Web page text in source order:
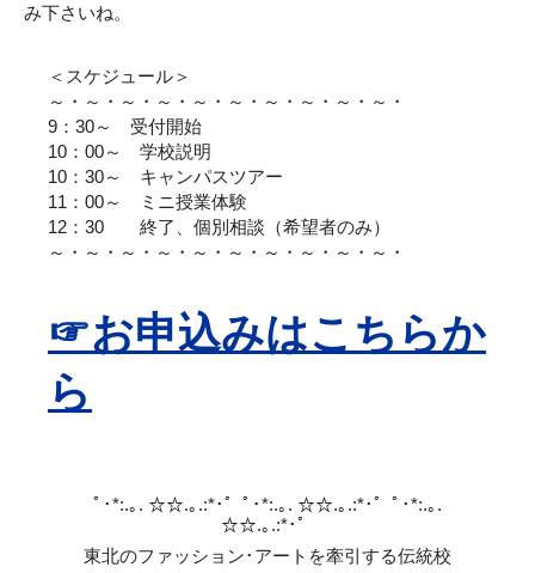
み下さいね。
＜スケジュール＞
～・～・～・～・～・～・～・～・～・～・
9：30～ 受付開始
10：00～ 学校説明
10：30～ キャンパスツアー
11：00～ ミニ授業体験
12：30 終了、個別相談（希望者のみ）
～・～・～・～・～・～・～・～・～・～・
☞お申込みはこちらか
ら
ﾟ･*:.｡. ☆☆.｡.:*･゜ﾟ･*:.｡. ☆☆.｡.:*･゜ﾟ･*:.｡.
☆☆.｡.:*･゜
東北のファッション･アートを牽引する伝統校